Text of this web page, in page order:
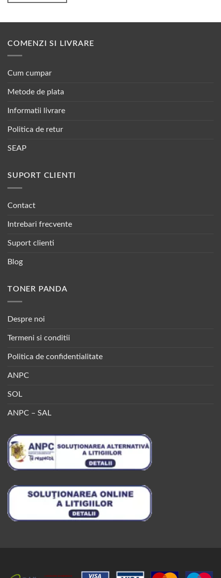
COMENZI SI LIVRARE
Cum cumpar
Metode de plata
Informatii livrare
Politica de retur
SEAP
SUPORT CLIENTI
Contact
Intrebari frecvente
Suport clienti
Blog
TONER PANDA
Despre noi
Termeni si conditii
Politica de confidentialitate
ANPC
SOL
ANPC – SAL